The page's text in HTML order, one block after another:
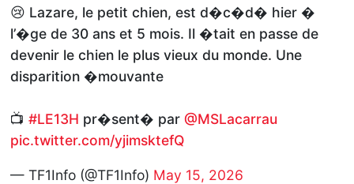
😢 Lazare, le petit chien, est d�c�d� hier �
l’�ge de 30 ans et 5 mois. Il �tait en passe de
devenir le chien le plus vieux du monde. Une
disparition �mouvante
📺#LE13H pr�sent� par@MSLacarrau
pic.twitter.com/yjimsktefQ
— TF1Info (@TF1Info) May 15, 2026